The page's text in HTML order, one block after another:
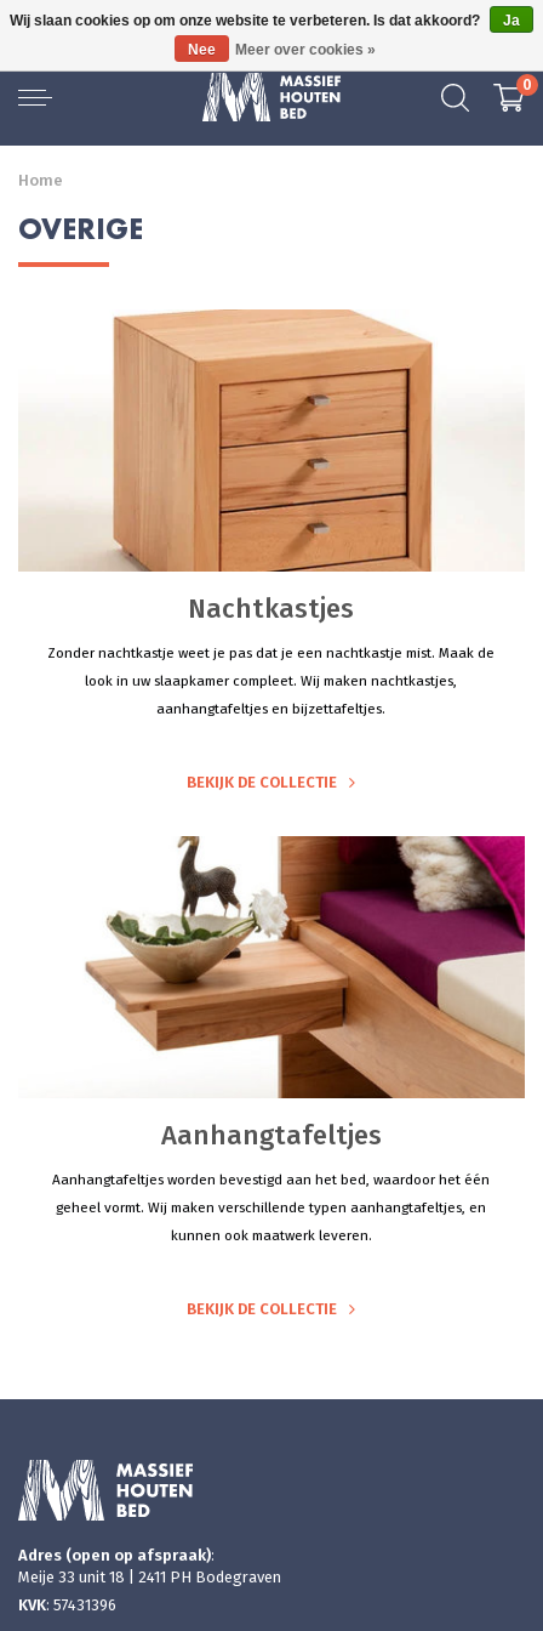
16 JAAR ERVARING
0
Home
OVERIGE
Nachtkastjes
Zonder nachtkastje weet je pas dat je een nachtkastje mist. Maak de
look in uw slaapkamer compleet. Wij maken nachtkastjes,
aanhangtafeltjes en bijzettafeltjes.
BEKIJK DE COLLECTIE
Aanhangtafeltjes
Aanhangtafeltjes worden bevestigd aan het bed, waardoor het één
geheel vormt. Wij maken verschillende typen aanhangtafeltjes, en
kunnen ook maatwerk leveren.
BEKIJK DE COLLECTIE
Adres (open op afspraak):
Meije 33 unit 18 | 2411 PH Bodegraven
KVK: 57431396
Wij slaan cookies op om onze website te verbeteren. Is dat akkoord?
Ja
Nee
Meer over cookies »